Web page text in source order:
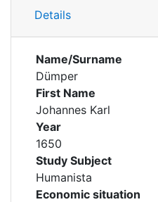
Details
Name/Surname
Dümper
First Name
Johannes Karl
Year
1650
Study Subject
Humanista
Economic situation